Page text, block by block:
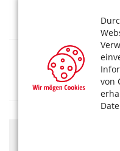
von
Museum
Hier könnte Werbung